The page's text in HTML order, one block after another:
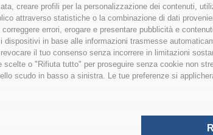
creare profili per la personalizzazione dei contenuti,
attraverso statistiche o la combinazione di dati
errori, erogare e presentare pubblicità e
in base alle informazioni trasmesse
il tuo consenso senza incorrere in limitazioni
o "Rifiuta tutto" per proseguire senza cookie non
scudo in basso a sinistra. Le tue preferenze si
20
Crespellano Valsamoggia